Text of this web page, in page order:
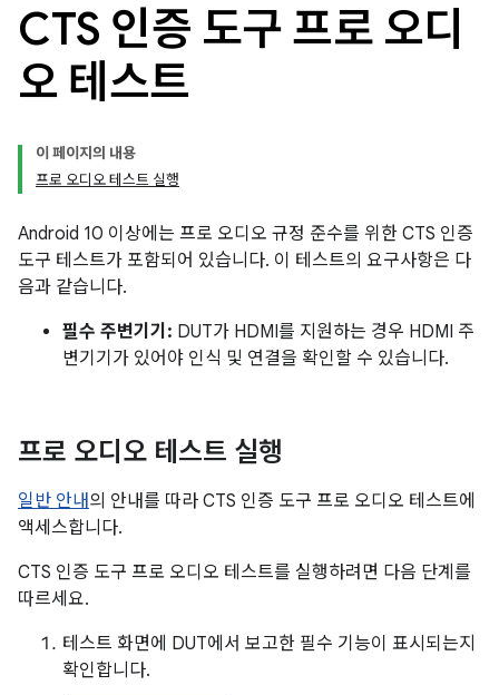
CTS 인증 도구 프로 오디
오 테스트
이 페이지의 내용
프로 오디오 테스트 실행
Android 10 이상에는 프로 오디오 규정 준수를 위한 CTS 인증
도구 테스트가 포함되어 있습니다. 이 테스트의 요구사항은 다
음과 같습니다.
필수 주변기기: DUT가 HDMI를 지원하는 경우 HDMI 주
변기기가 있어야 인식 및 연결을 확인할 수 있습니다.
프로 오디오 테스트 실행
일반 안내 의 안내를 따라 CTS 인증 도구 프로 오디오 테스트에
액세스합니다.
CTS 인증 도구 프로 오디오 테스트를 실행하려면 다음 단계를
따르세요.
테스트 화면에 DUT에서 보고한 필수 기능이 표시되는지
확인합니다.